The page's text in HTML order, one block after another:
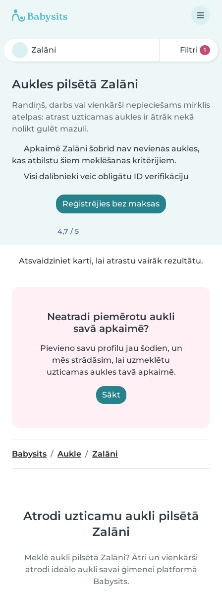
Filtri 1
Aukles pilsētā Zalāni
Randiņš, darbs vai vienkārši nepieciešams mirklis
atelpas: atrast uzticamas aukles ir ātrāk nekā
nolikt gulēt mazuli.
Apkaimē Zalāni šobrīd nav nevienas aukles,
kas atbilstu šiem meklēšanas kritērijiem.
Visi dalībnieki veic obligātu ID verifikāciju
Reģistrējies bez maksas
4,7 / 5
Atsvaidziniet karti, lai atrastu vairāk rezultātu.
Neatradi piemērotu aukli
savā apkaimē?
Pievieno savu profilu jau šodien, un
mēs strādāsim, lai uzmeklētu
uzticamas aukles tavā apkaimē.
Sākt
Babysits Aukle Zalāni
Atrodi uzticamu aukli pilsētā
Zalāni
Meklē aukli pilsētā Zalāni? Ātri un vienkārši
atrodi ideālo aukli savai ģimenei platformā
Babysits.